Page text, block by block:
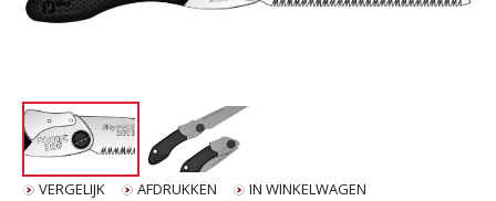
VERGELIJK AFDRUKKEN IN WINKELWAGEN